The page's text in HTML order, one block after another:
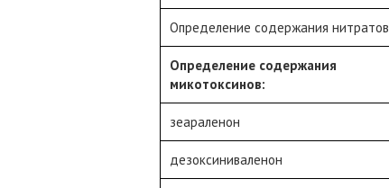
Определение содержания нитратов
Определение содержания
микотоксинов:
зеараленон
дезоксиниваленон